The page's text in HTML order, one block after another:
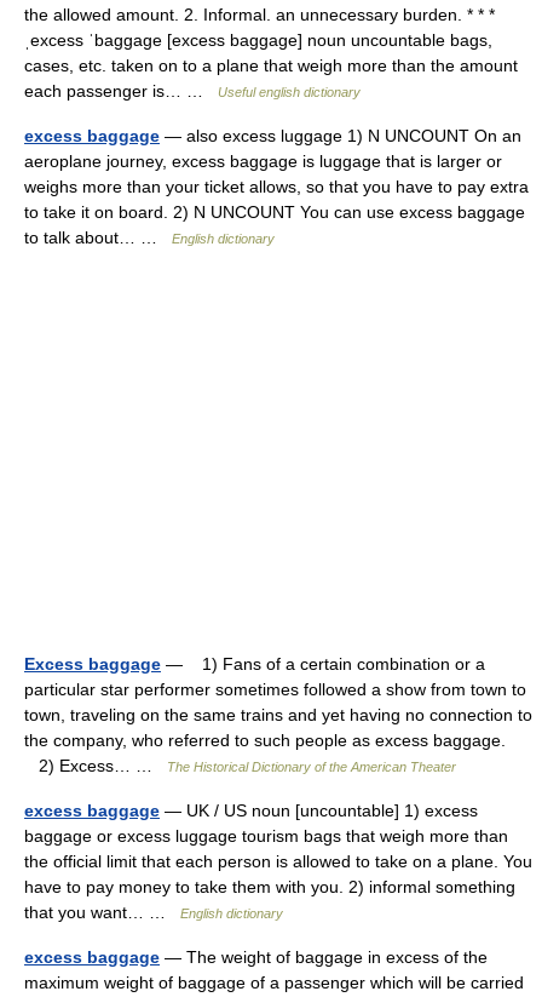
the allowed amount. 2. Informal. an unnecessary burden. * * *
ˌexcess ˈbaggage [excess baggage] noun uncountable bags,
cases, etc. taken on to a plane that weigh more than the amount
each passenger is… …
Useful english dictionary
excess baggage — also excess luggage 1) N UNCOUNT On an
aeroplane journey, excess baggage is luggage that is larger or
weighs more than your ticket allows, so that you have to pay extra
to take it on board. 2) N UNCOUNT You can use excess baggage
to talk about… …
English dictionary
Excess baggage — 1) Fans of a certain combination or a
particular star performer sometimes followed a show from town to
town, traveling on the same trains and yet having no connection to
the company, who referred to such people as excess baggage.
2) Excess… …
The Historical Dictionary of the American Theater
excess baggage — UK / US noun [uncountable] 1) excess
baggage or excess luggage tourism bags that weigh more than
the official limit that each person is allowed to take on a plane. You
have to pay money to take them with you. 2) informal something
that you want… …
English dictionary
excess baggage — The weight of baggage in excess of the
maximum weight of baggage of a passenger which will be carried